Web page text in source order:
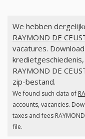
We hebben
RAYMOND DE
vacatures.
RAYMOND DE
zip-bestand.
We found such data of
accounts, vacancies.
taxes and fees
file.